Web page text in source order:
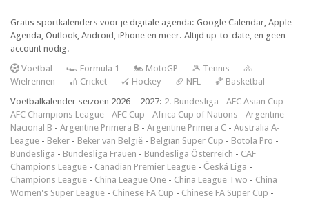
Gratis sportkalenders voor je digitale agenda: Google Calendar, Apple
Agenda, Outlook, Android, iPhone en meer. Altijd up-to-date, en geen
account nodig.
Voetbal — 🏎️ Formula 1 — 🏍 MotoGP — 🎾 Tennis — 🚴
Wielrennen — 🏏 Cricket — 🏑 Hockey — 🏈 NFL — 🏀 Basketbal
Voetbalkalender seizoen 2026 – 2027: 2. Bundesliga - AFC Asian Cup -
AFC Champions League - AFC Cup - Africa Cup of Nations - Argentine
Nacional B - Argentine Primera B - Argentine Primera C - Australia A-
League - Beker - Beker van België - Belgian Super Cup - Botola Pro -
Bundesliga - Bundesliga Frauen - Bundesliga Österreich - CAF
Champions League - Canadian Premier League - Česká Liga -
Champions League - China League One - China League Two - China
Women's Super League - Chinese FA Cup - Chinese FA Super Cup -